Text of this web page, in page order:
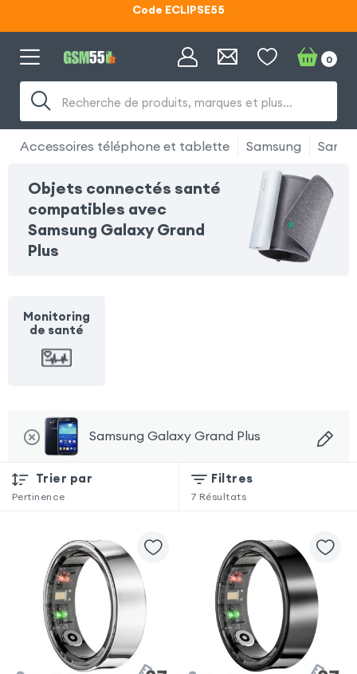
Lunettes d'éclipse OFFERTES
Code ECLIPSE55
Recherche de produits, marques et plus…
0
Accessoires téléphone et tablette Samsung
Objets connectés santé
compatibles avec
Samsung Galaxy Grand
Plus
Monitoring
de santé
Samsung Galaxy Grand Plus
Trier par
Pertinence
Filtres
7 Résultats